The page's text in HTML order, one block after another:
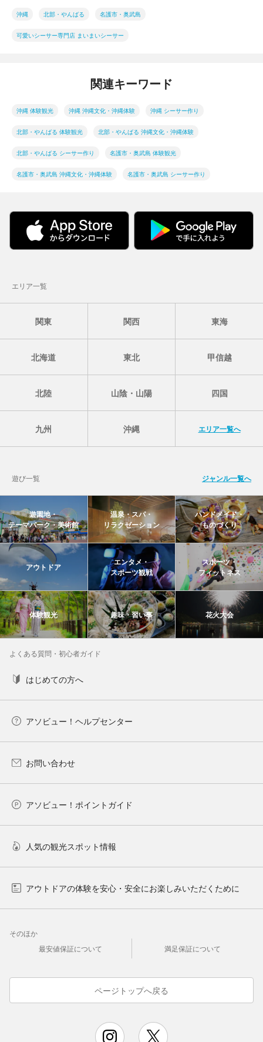
沖縄 北部・やんばる 名護市・奥武島
可愛いシーサー専門店 まいまいシーサー
関連キーワード
沖縄 体験観光 沖縄 沖縄文化・沖縄体験 沖縄 シーサー作り
北部・やんばる 体験観光 北部・やんばる 沖縄文化・沖縄体験
北部・やんばる シーサー作り 名護市・奥武島 体験観光
名護市・奥武島 沖縄文化・沖縄体験 名護市・奥武島 シーサー作り
エリア一覧
関東 関西 東海
北海道 東北 甲信越
北陸 山陰・山陽 四国
九州 沖縄 エリア一覧へ
遊び一覧 ジャンル一覧へ
遊園地・
テーマパーク・美術館
温泉・スパ・
リラクゼーション
ハンドメイド・
ものづくり
アウトドア
エンタメ・
スポーツ観戦
スポーツ・
フィットネス
体験観光 趣味・習い事 花火大会
よくある質問・初心者ガイド
はじめての方へ
アソビュー！ヘルプセンター
お問い合わせ
アソビュー！ポイントガイド
人気の観光スポット情報
アウトドアの体験を安心・安全にお楽しみいただくために
そのほか
最安値保証について
満足保証について
ページトップへ戻る